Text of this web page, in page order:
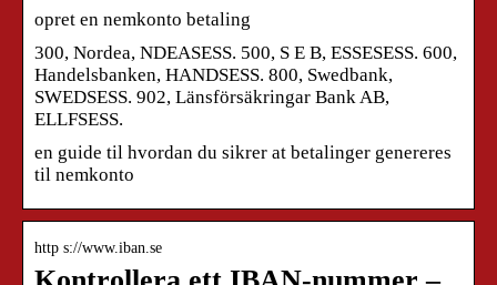
opret en nemkonto betaling
300, Nordea, NDEASESS. 500, S E B, ESSESESS. 600,
Handelsbanken, HANDSESS. 800, Swedbank,
SWEDSESS. 902, Länsförsäkringar Bank AB,
ELLFSESS.
en guide til hvordan du sikrer at betalinger genereres
til nemkonto
http s://www.iban.se